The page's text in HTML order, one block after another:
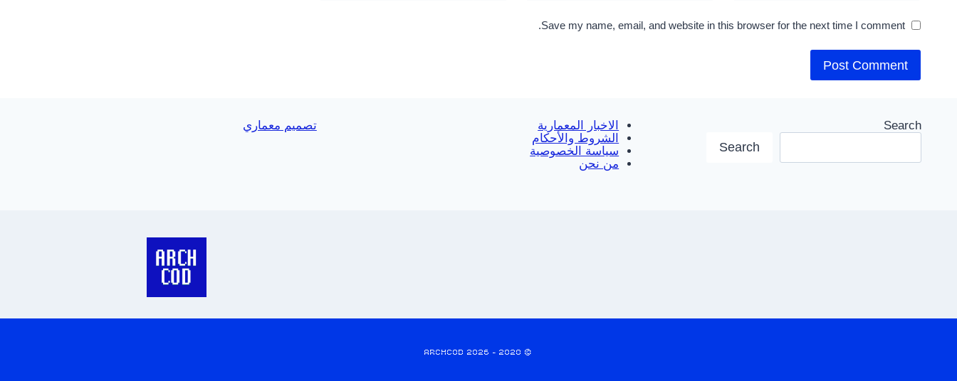
Save my name, email, and website in this browser for the next time I comment.
Search
Search
الاخبار المعمارية
الشروط والأحكام
سياسة الخصوصية
من نحن
تصميم معماري
© 2020 - 2026 ARCHCOD